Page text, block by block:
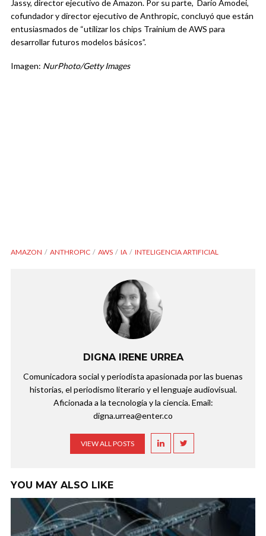
Jassy, ​​director ejecutivo de Amazon. Por su parte, Darío Amodei,
cofundador y director ejecutivo de Anthropic, concluyó que están
entusiasmados de “utilizar los chips Trainium de AWS para
desarrollar futuros modelos básicos”.
Imagen: NurPhoto/Getty Images
AMAZON ANTHROPIC AWS IA INTELIGENCIA ARTIFICIAL
DIGNA IRENE URREA
Comunicadora social y periodista apasionada por las buenas
historias, el periodismo literario y el lenguaje audiovisual.
Aficionada a la tecnología y la ciencia. Email:
digna.urrea@enter.co
VIEW ALL POSTS
YOU MAY ALSO LIKE